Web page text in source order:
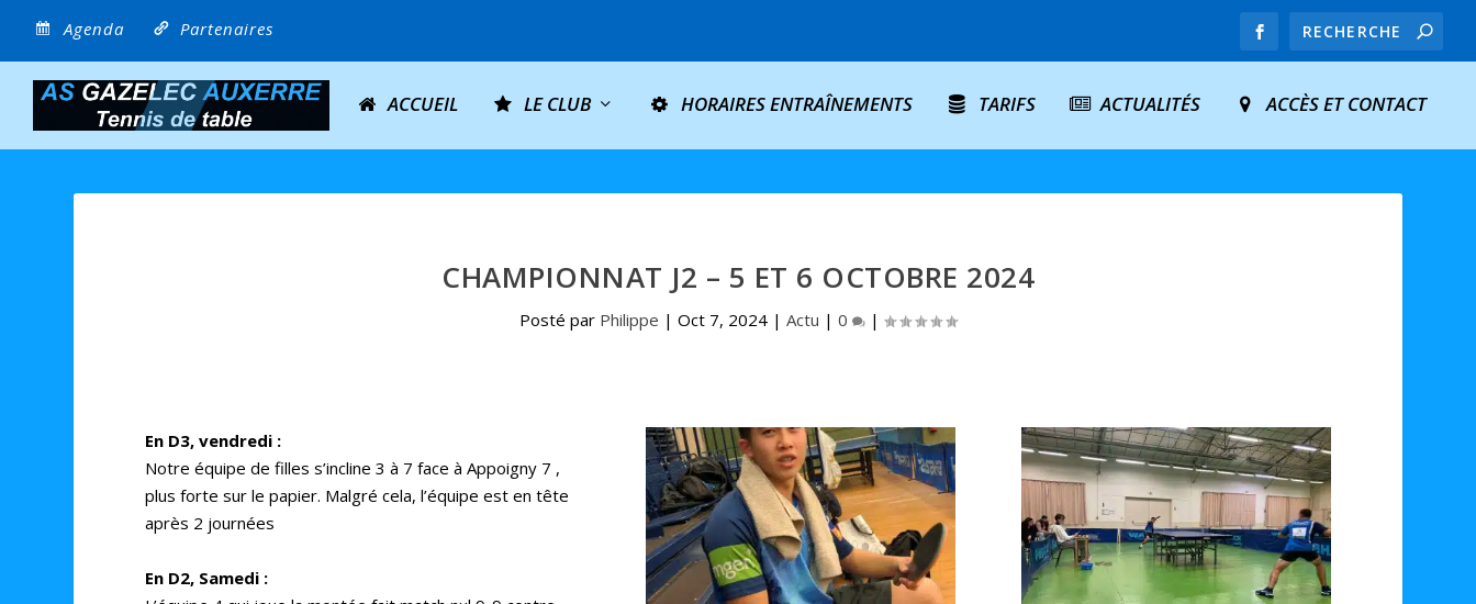
Agenda Partenaires
ACCUEIL LE CLUB HORAIRES ENTRAÎNEMENTS TARIFS ACTUALITÉS ACCÈS ET CONTACT
CHAMPIONNAT J2 – 5 ET 6 OCTOBRE 2024
Posté par Philippe | Oct 7, 2024 | Actu | 0 |
En D3, vendredi :
Notre équipe de filles s’incline 3 à 7 face à Appoigny 7 ,
plus forte sur le papier. Malgré cela, l’équipe est en tête
après 2 journées
En D2, Samedi :